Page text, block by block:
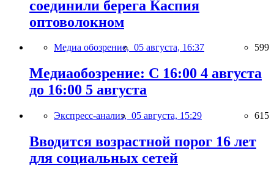
соединили берега Каспия
оптоволокном
Медиа обозрение, 05 августа, 16:37 599
Медиаобозрение: С 16:00 4 августа
до 16:00 5 августа
Экспресс-анализ, 05 августа, 15:29 615
Вводится возрастной порог 16 лет
для социальных сетей